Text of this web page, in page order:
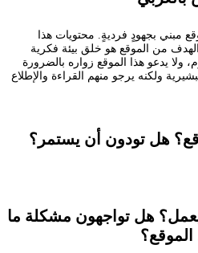
مبني بجهودٍ فرديةٍ. محتويات هذا
من الموقع هو خلق بيئة فكرية
ولا يدعو هذا الموقع زواره بالضرورة
ولكنه يرجو منهم القراءة والإطلاع
هل تودون أن يستمر؟
هل تواجهون مشكلة ما